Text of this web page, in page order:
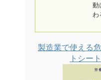
動
わ
製造業で使える
トシー